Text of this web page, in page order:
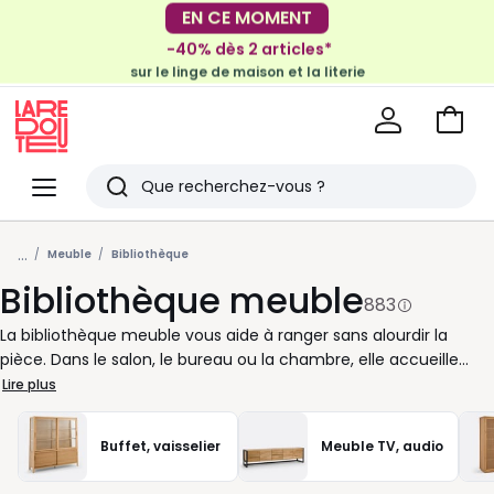
EN CE MOMENT
-30€ tous les 100€*
sur le meuble & la déco
-40% dès 2 articles*
sur le linge de maison et la literie
Menu
Redoute
Rechercher
Derniers
articles
vus
Voir
... Meuble Bibliothèque
Bibliothèque meuble883
La bibliothèque meuble vous aide à ranger sans alourdir la
pièce. Dans le salon, le bureau ou la chambre, elle accueille
livres, objets déco, paniers et dossiers en gardant tout à portée
de main. Chez La Redoute, nous vous proposons des modèles
adaptés à vos habitudes : étagères ouvertes pour exposer,
cases fermées pour dissimuler, formats bas pour structurer un
mur, versions hautes pour exploiter la hauteur. Pour bien la
Lire plus
Buffet, vaisselier Meuble TV, audio